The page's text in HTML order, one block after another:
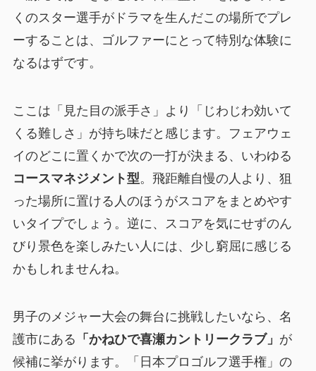
くのスター選手がドラマを生んだこの場所でプレ
ーすることは、ゴルファーにとって特別な体験に
なるはずです。
ここは「見た目の派手さ」より「じわじわ効いて
くる難しさ」が持ち味だと感じます。フェアウェ
イのどこに置くかで次の一打が決まる、いわゆる
コースマネジメント型。飛距離自慢の人より、狙
った場所に置ける人のほうがスコアをまとめやす
いタイプでしょう。逆に、スコアを気にせずのん
びり景色を楽しみたい人には、少し窮屈に感じる
かもしれませんね。
男子のメジャー大会の舞台に挑戦したいなら、名
護市にある 「かねひで喜瀬カントリークラブ」 が
候補に挙がります。「日本プロゴルフ選手権」の